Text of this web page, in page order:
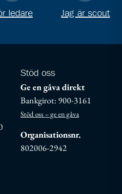
ledare Jag är scout
Stöd oss
Ge en gåva direkt
Bankgirot: 900-3161
Stöd oss – ge en gåva
Organisationsnr.
802006-2942